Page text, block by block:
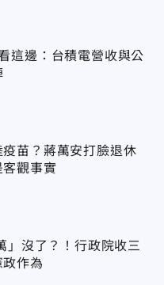
這邊：台積電營收與公
疫苗？蔣萬安打臉退休
觀事實
」沒了？！行政院收三
作為